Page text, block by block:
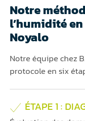
Notre
l’humidité
Noyalo
Notre équipe chez
protocole en six
ÉTAPE 1 :